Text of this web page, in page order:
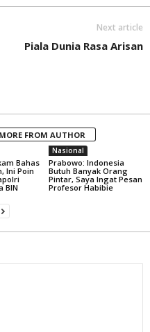
Next article
Piala Dunia Rasa Arisan
MORE FROM AUTHOR
Bahas
Ini Poin
BIN
Nasional
Prabowo: Indonesia
Butuh Banyak Orang
Pintar, Saya Ingat Pesan
Profesor Habibie